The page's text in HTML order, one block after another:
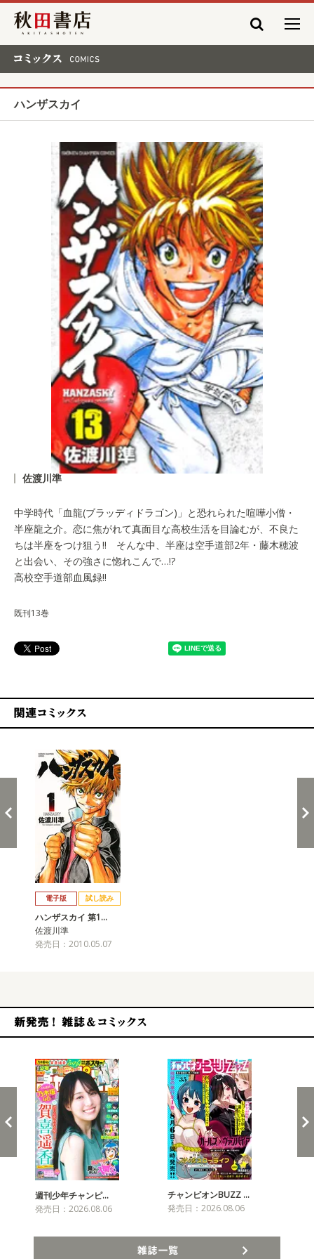
秋田書店
ハンザスカイ
佐渡川準
中学時代「血龍(ブラッディドラゴン)」と恐れられた喧嘩小僧・
半座龍之介。恋に焦がれて真面目な高校生活を目論むが、不良た
ちは半座をつけ狙う!! そんな中、半座は空手道部2年・藤木穂波
と出会い、その強さに惚れこんで…!?
高校空手道部血風録!!
既刊13巻
電子版 試し読み
ハンザスカイ 第1…
佐渡川準
発売日：2010.05.07
週刊少年チャンピ…
発売日：2026.08.06
チャンピオンBUZZ …
発売日：2026.08.06